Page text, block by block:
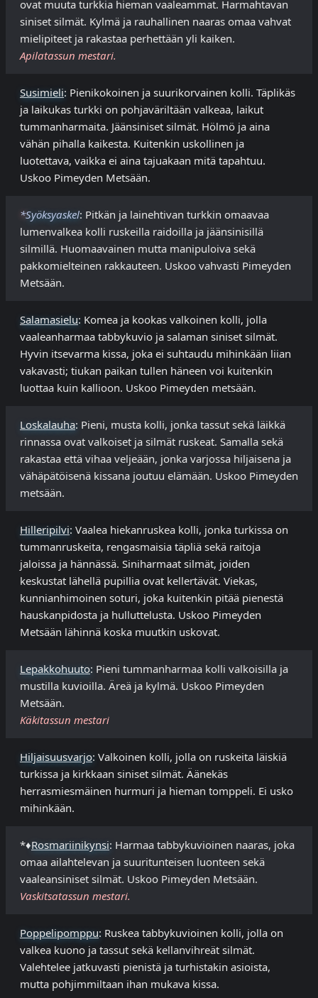
ovat muuta turkkia hieman vaaleammat. Harmahtavan
siniset silmät. Kylmä ja rauhallinen naaras omaa vahvat
mielipiteet ja rakastaa perhettään yli kaiken.
Apilatassun mestari.
Susimieli: Pienikokoinen ja suurikorvainen kolli. Täplikäs
ja laikukas turkki on pohjaväriltään valkeaa, laikut
tummanharmaita. Jäänsiniset silmät. Hölmö ja aina
vähän pihalla kaikesta. Kuitenkin uskollinen ja
luotettava, vaikka ei aina tajuakaan mitä tapahtuu.
Uskoo Pimeyden Metsään.
*Syöksyaskel: Pitkän ja lainehtivan turkkin omaavaa
lumenvalkea kolli ruskeilla raidoilla ja jäänsinisillä
silmillä. Huomaavainen mutta manipuloiva sekä
pakkomielteinen rakkauteen. Uskoo vahvasti Pimeyden
Metsään.
Salamasielu: Komea ja kookas valkoinen kolli, jolla
vaaleanharmaa tabbykuvio ja salaman siniset silmät.
Hyvin itsevarma kissa, joka ei suhtaudu mihinkään liian
vakavasti; tiukan paikan tullen häneen voi kuitenkin
luottaa kuin kallioon. Uskoo Pimeyden metsään.
Loskalauha: Pieni, musta kolli, jonka tassut sekä läikkä
rinnassa ovat valkoiset ja silmät ruskeat. Samalla sekä
rakastaa että vihaa veljeään, jonka varjossa hiljaisena ja
vähäpätöisenä kissana joutuu elämään. Uskoo Pimeyden
metsään.
Hilleripilvi: Vaalea hiekanruskea kolli, jonka turkissa on
tummanruskeita, rengasmaisia täpliä sekä raitoja
jaloissa ja hännässä. Siniharmaat silmät, joiden
keskustat lähellä pupillia ovat kellertävät. Viekas,
kunnianhimoinen soturi, joka kuitenkin pitää pienestä
hauskanpidosta ja hulluttelusta. Uskoo Pimeyden
Metsään lähinnä koska muutkin uskovat.
Lepakkohuuto: Pieni tummanharmaa kolli valkoisilla ja
mustilla kuvioilla. Äreä ja kylmä. Uskoo Pimeyden
Metsään.
Käkitassun mestari
Hiljaisuusvarjo: Valkoinen kolli, jolla on ruskeita läiskiä
turkissa ja kirkkaan siniset silmät. Äänekäs
herrasmiesmäinen hurmuri ja hieman tomppeli. Ei usko
mihinkään.
*♦Rosmariinikynsi: Harmaa tabbykuvioinen naaras, joka
omaa ailahtelevan ja suuritunteisen luonteen sekä
vaaleansiniset silmät. Uskoo Pimeyden Metsään.
Vaskitsatassun mestari.
Poppelipomppu: Ruskea tabbykuvioinen kolli, jolla on
valkea kuono ja tassut sekä kellanvihreät silmät.
Valehtelee jatkuvasti pienistä ja turhistakin asioista,
mutta pohjimmiltaan ihan mukava kissa.